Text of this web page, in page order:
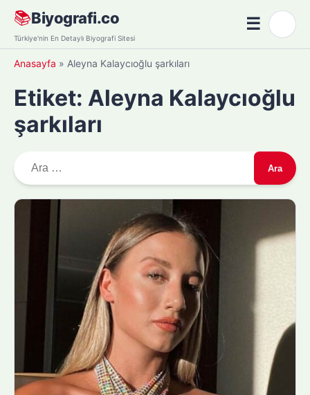
Skip
content
📚Biyografi.co
Türkiye'nin En Detaylı Biyografi Sitesi
☰Menü
Anasayfa » Aleyna Kalaycıoğlu şarkıları
Etiket: Aleyna Kalaycıoğlu
şarkıları
r